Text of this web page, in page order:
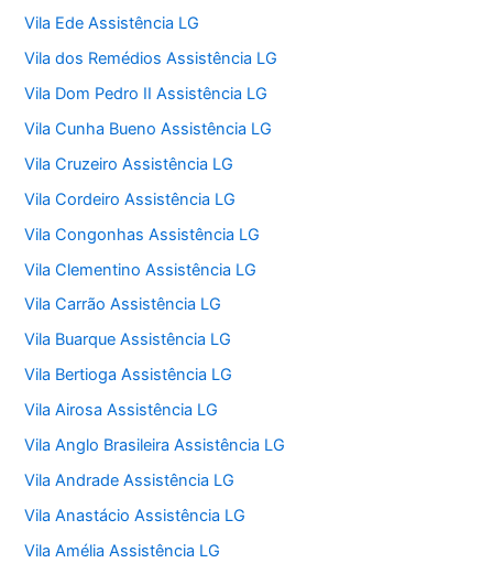
Vila Ede Assistência LG
Vila dos Remédios Assistência LG
Vila Dom Pedro II Assistência LG
Vila Cunha Bueno Assistência LG
Vila Cruzeiro Assistência LG
Vila Cordeiro Assistência LG
Vila Congonhas Assistência LG
Vila Clementino Assistência LG
Vila Carrão Assistência LG
Vila Buarque Assistência LG
Vila Bertioga Assistência LG
Vila Airosa Assistência LG
Vila Anglo Brasileira Assistência LG
Vila Andrade Assistência LG
Vila Anastácio Assistência LG
Vila Amélia Assistência LG